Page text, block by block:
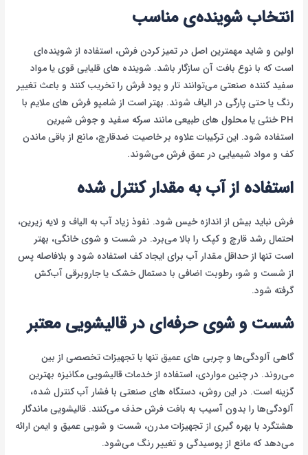
انتخاب شوینده‌ی مناسب
اولین و شاید مهمترین اصل در تمیز کردن فرش، استفاده از شوینده‌ای
است که با نوع بافت آن سازگار باشد. شوینده های قلیایی قوی یا مواد
سفید کننده صنعتی می‌توانند تار و پود فرش را تخریب کنند و باعث تغییر
رنگ یا حتی پارگی در الیاف شوند. بهتر است از شامپو فرش های ملایم با
PH خنثی یا محلول های طبیعی مانند سرکه سفید و جوش شیرین
استفاده شود. این ترکیبات علاوه بر خاصیت ضدقارچ، مانع از باقی ماندن
کف و مواد شیمیایی در عمق فرش می‌شوند.
استفاده از آب به مقدار کنترل شده
فرش نباید بیش از اندازه خیس شود. نفوذ زیاد آب به الیاف و لایه زیرین،
احتمال رشد قارچ و کپک را بالا می‌برد. در شست و شوی خانگی، بهتر
است تنها از حداقل مقدار آب برای ایجاد کف استفاده شود و بلافاصله پس
از شست و شو، رطوبت اضافی با دستمال خشک یا جاروبرقی آب‌کش
گرفته شود.
شست و شوی حرفه‌ای در قالیشویی معتبر
گاهی آلودگی‌ها و چربی های عمیق تنها با تجهیزات تخصصی از بین
می‌روند. در چنین مواردی، استفاده از خدمات قالیشویی مکانیزه بهترین
گزینه است. در این روش، دستگاه های صنعتی با فشار آب کنترل شده،
آلودگی‌ها را بدون آسیب به بافت فرش حذف می‌کنند. قالیشویی ماندگار
هشتگرد با بهره گیری از تجهیزات مدرن، شست و شویی عمیق و ایمن ارائه
می‌دهد که مانع از پوسیدگی و تغییر رنگ می‌شود.